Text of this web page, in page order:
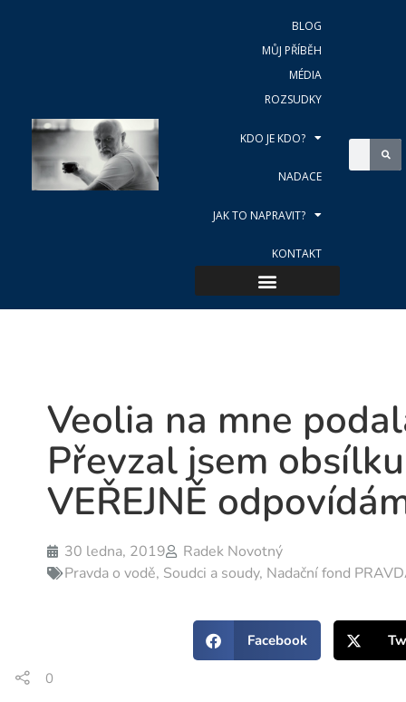
BLOG
MŮJ PŘÍBĚH
MÉDIA
ROZSUDKY
KDO JE KDO?
NADACE
JAK TO NAPRAVIT?
KONTAKT
Veolia na mne
Převzal jsem
VEŘEJNĚ
30 ledna, 2019
Radek Novotný
Pravda o vodě, Soudci a soudy, Nadační fond
Facebook
0